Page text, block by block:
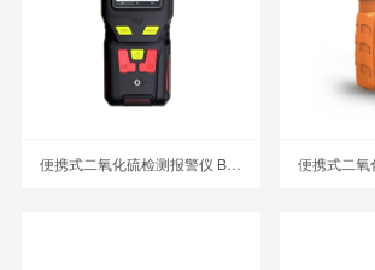
便携式二氧化硫检测报警仪 BTYQ-MS400-SO2